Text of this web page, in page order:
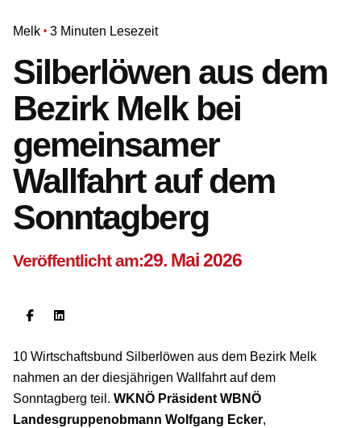
Melk 3 Minuten Lesezeit
Silberlöwen aus dem
Bezirk Melk bei
gemeinsamer
Wallfahrt auf dem
Sonntagberg
Veröffentlicht am:29. Mai 2026
10 Wirtschaftsbund Silberlöwen aus dem Bezirk Melk
nahmen an der diesjährigen Wallfahrt auf dem
Sonntagberg teil. WKNÖ Präsident WBNÖ
Landesgruppenobmann Wolfgang Ecker,